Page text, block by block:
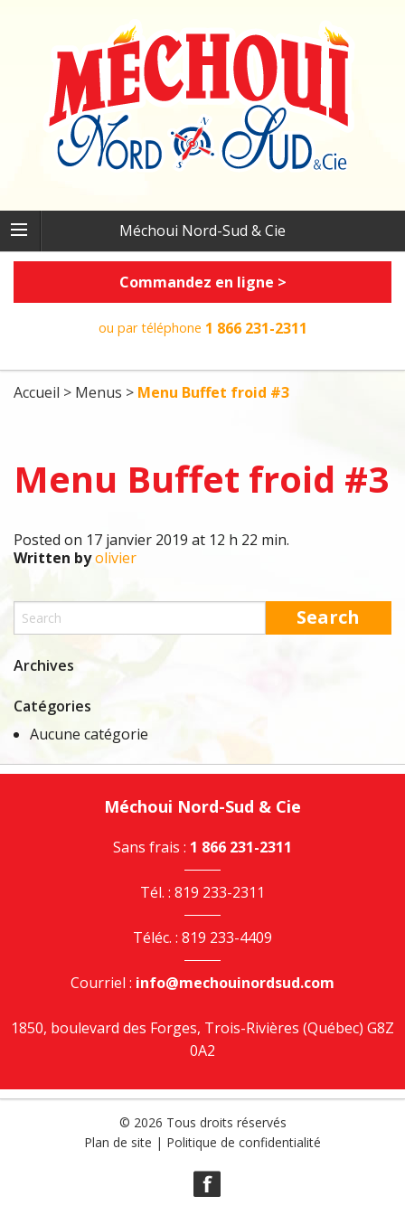
Méchoui Nord-Sud & Cie
Commandez en ligne >
ou par téléphone 1 866 231-2311
Accueil > Menus > Menu Buffet froid #3
Menu Buffet froid #3
Posted on 17 janvier 2019 at 12 h 22 min.
Written byolivier
Archives
Catégories
Aucune catégorie
Méchoui Nord-Sud & Cie
Sans frais : 1 866 231-2311
Tél. : 819 233-2311
Téléc. : 819 233-4409
Courriel : info@mechouinordsud.com
1850, boulevard des Forges, Trois-Rivières (Québec) G8Z
0A2
© 2026 Tous droits réservés
Plan de site | Politique de confidentialité